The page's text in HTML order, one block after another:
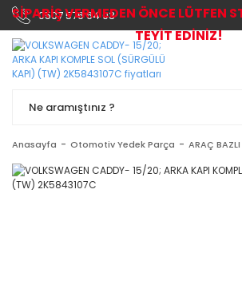
0507 576 64 03
Anasayfa Otomotiv Yedek Parça ARAÇ BAZLI
SİPARİŞ VERMEDEN ÖNCE LÜTFEN
TEYİT EDİNİZ!